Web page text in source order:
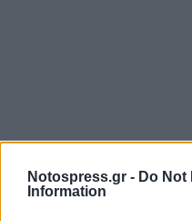
Notospress.gr - Do Not
Information
Σχετικά Άρθρα